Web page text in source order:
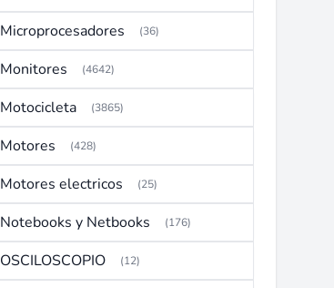
Microprocesadores (36)
Monitores (4642)
Motocicleta (3865)
Motores (428)
Motores electricos (25)
Notebooks y Netbooks (176)
OSCILOSCOPIO (12)